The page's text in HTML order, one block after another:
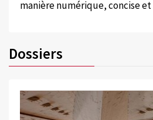
manière numérique, concise
Dossiers